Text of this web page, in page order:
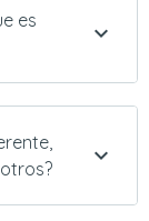
es